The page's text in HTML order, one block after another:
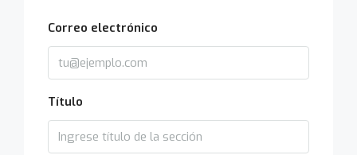
Correo electrónico
Título